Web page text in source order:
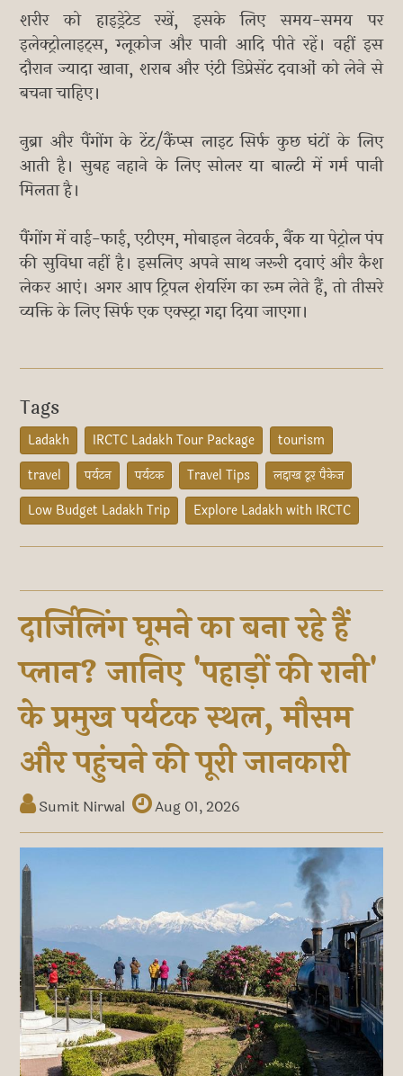
शरीर को हाइड्रेटेड रखें, इसके लिए समय-समय पर
इलेक्ट्रोलाइट्स, ग्लूकोज और पानी आदि पीते रहें। वहीं इस
दौरान ज्यादा खाना, शराब और एंटी डिप्रेसेंट दवाओं को लेने से
बचना चाहिए।
नुब्रा और पैंगोंग के टेंट/कैंप्स लाइट सिर्फ कुछ घंटों के लिए
आती है। सुबह नहाने के लिए सोलर या बाल्टी में गर्म पानी
मिलता है।
पैंगोंग में वाई-फाई, एटीएम, मोबाइल नेटवर्क, बैंक या पेट्रोल पंप
की सुविधा नहीं है। इसलिए अपने साथ जरूरी दवाएं और कैश
लेकर आएं। अगर आप ट्रिपल शेयरिंग का रूम लेते हैं, तो तीसरे
व्यक्ति के लिए सिर्फ एक एक्स्ट्रा गद्दा दिया जाएगा।
Tags
Ladakh IRCTC Ladakh Tour Package
tourism
travel
पर्यटन पर्यटक Travel Tips
लद्दाख टूर पैकेज
Low Budget Ladakh Trip
Explore Ladakh with IRCTC
दार्जिलिंग घूमने का बना रहे हैं
प्लान? जानिए 'पहाड़ों की रानी'
के प्रमुख पर्यटक स्थल, मौसम
और पहुंचने की पूरी जानकारी
Sumit Nirwal Aug 01, 2026